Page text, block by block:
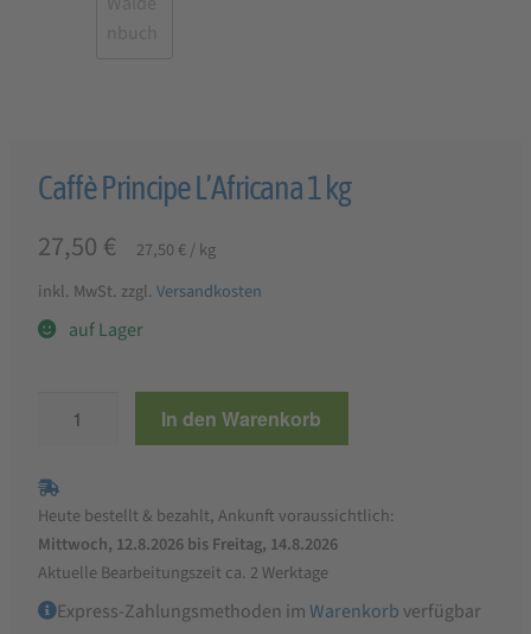
Caffè Principe L’Africana 1 kg
27,50 € 27,50 €/kg
inkl. MwSt. zzgl. Versandkosten
auf Lager
Principe
1
kg
Menge
In den Warenkorb
Heute bestellt & bezahlt, Ankunft voraussichtlich:
Mittwoch, 12.8.2026 bis Freitag, 14.8.2026
Aktuelle Bearbeitungszeit ca. 2 Werktage
Express-Zahlungsmethoden imWarenkorb verfügbar